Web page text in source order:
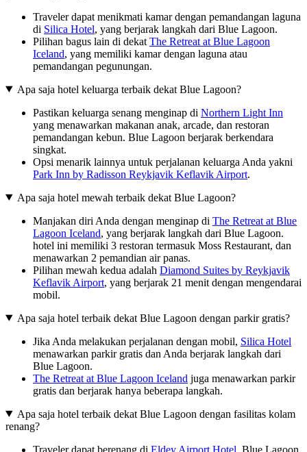
Traveler dapat menikmati kamar dengan pemandangan laguna
di Silica Hotel, yang berjarak langkah dari Blue Lagoon.
Pilihan bagus lain di dekat The Retreat at Blue Lagoon
Iceland, yang memiliki kamar dengan laguna atau
pemandangan pegunungan.
Apa saja hotel keluarga terbaik dekat Blue Lagoon?
Pastikan keluarga senang menginap di Northern Light Inn
yang menawarkan makanan anak, arcade, dan restoran
pemandangan kebun. Blue Lagoon berjarak berkendara
singkat.
Opsi menarik lainnya untuk perjalanan keluarga Anda yakni
Park Inn by Radisson Reykjavik Keflavik Airport.
Apa saja hotel mewah terbaik dekat Blue Lagoon?
Manjakan diri Anda dengan menginap di The Retreat at Blue
Lagoon Iceland, yang berjarak langkah dari Blue Lagoon.
hotel ini memiliki 3 restoran termasuk Moss Restaurant, dan
menawarkan 2 pemandian air panas.
Pilihan mewah kedua adalah Diamond Suites by Reykjavik
Keflavik Airport, yang berjarak 21 menit dengan mengendarai
mobil.
Apa saja hotel terbaik dekat Blue Lagoon dengan parkir gratis?
Jika Anda melakukan perjalanan dengan mobil, Silica Hotel
menawarkan parkir gratis dan Anda berjarak langkah dari
Blue Lagoon.
The Retreat at Blue Lagoon Iceland juga menawarkan parkir
gratis dan berjarak hanya beberapa langkah.
Apa saja hotel terbaik dekat Blue Lagoon dengan fasilitas kolam
renang?
Traveler dapat berenang di Eldey Airport Hotel . Blue Lagoon